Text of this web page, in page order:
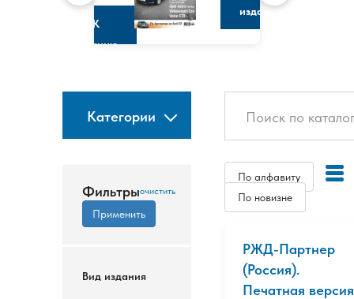
К
изданию
изданию
Категории
Фильтры
Вид издания
По алфавиту
По новизне
РЖД-Партнер
(Россия).
Печатная версия